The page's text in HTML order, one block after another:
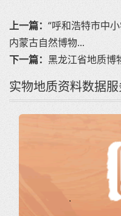
上一篇： “呼和浩特市中
内蒙古自然博物...
下一篇： 黑龙江省地质博
实物地质资料数据